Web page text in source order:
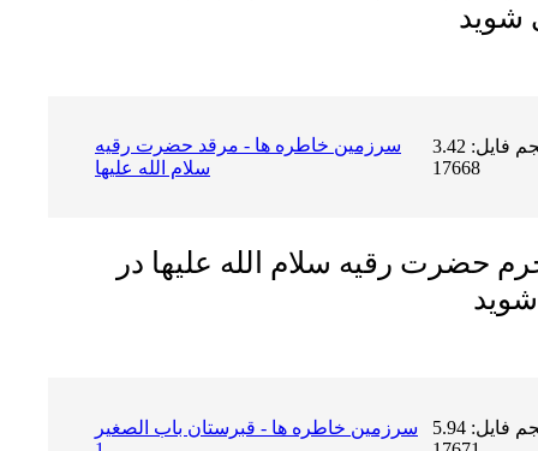
سرزمين خاطره ها - مرقد حضرت رقيه
سلام الله عليها
حجم فایل: 3.42 MB | دریافت ها:
17668
حضرت رقيه سلام الله عليها در
سرزمين خاطره ها - قبرستان باب الصغير
حجم فایل: 5.94 MB | دریافت ها: